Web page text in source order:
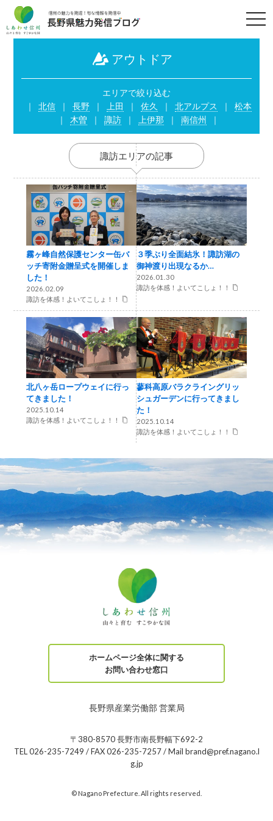
t
o
i
アウトドア
エリアで絞り込む
北信
長野 上田 佐久 北アルプス
松本
木曽
諏訪 上伊那 南信州
諏訪エリアの記事
霧ヶ峰自然保護センター缶バ
ッチ寄附金贈呈式を開催しま
した！
2026.02.09
諏訪を体感！よいてこしょ！！
３季ぶり全面結氷！諏訪湖の
御神渡り出現なるか…
2026.01.30
諏訪を体感！よいてこしょ！！
北八ヶ岳ロープウェイに行っ
てきました！
2025.10.14
諏訪を体感！よいてこしょ！！
蓼科高原バラクライングリッ
シュガーデンに行ってきまし
た！
2025.10.14
諏訪を体感！よいてこしょ！！
ホームページ全体に関する
お問い合わせ窓口
長野県産業労働部 営業局
〒380-8570 長野市南長野幅下692-2
TEL 026-235-7249 / FAX 026-235-7257 / Mail brand@pref.nagano.l
g.jp
© Nagano Prefecture. All rights reserved.